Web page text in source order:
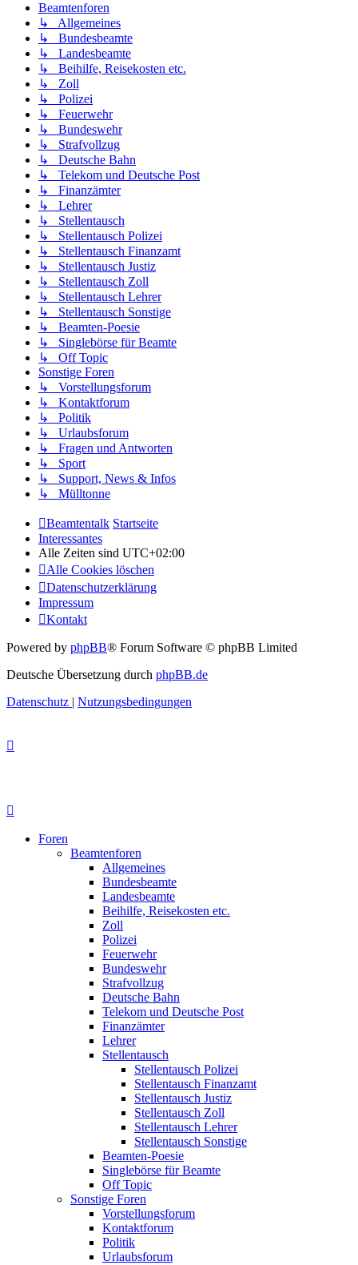
Beamtenforen
↳ Allgemeines
↳ Bundesbeamte
↳ Landesbeamte
↳ Beihilfe, Reisekosten etc.
↳ Zoll
↳ Polizei
↳ Feuerwehr
↳ Bundeswehr
↳ Strafvollzug
↳ Deutsche Bahn
↳ Telekom und Deutsche Post
↳ Finanzämter
↳ Lehrer
↳ Stellentausch
↳ Stellentausch Polizei
↳ Stellentausch Finanzamt
↳ Stellentausch Justiz
↳ Stellentausch Zoll
↳ Stellentausch Lehrer
↳ Stellentausch Sonstige
↳ Beamten-Poesie
↳ Singlebörse für Beamte
↳ Off Topic
Sonstige Foren
↳ Vorstellungsforum
↳ Kontaktforum
↳ Politik
↳ Urlaubsforum
↳ Fragen und Antworten
↳ Sport
↳ Support, News & Infos
↳ Mülltonne
Beamtentalk Startseite
Interessantes
Alle Zeiten sind UTC+02:00
Alle Cookies löschen
Datenschutzerklärung
Impressum
Kontakt
Powered by phpBB® Forum Software © phpBB Limited
Deutsche Übersetzung durch phpBB.de
Datenschutz | Nutzungsbedingungen
Foren
Beamtenforen
Allgemeines
Bundesbeamte
Landesbeamte
Beihilfe, Reisekosten etc.
Zoll
Polizei
Feuerwehr
Bundeswehr
Strafvollzug
Deutsche Bahn
Telekom und Deutsche Post
Finanzämter
Lehrer
Stellentausch
Stellentausch Polizei
Stellentausch Finanzamt
Stellentausch Justiz
Stellentausch Zoll
Stellentausch Lehrer
Stellentausch Sonstige
Beamten-Poesie
Singlebörse für Beamte
Off Topic
Sonstige Foren
Vorstellungsforum
Kontaktforum
Politik
Urlaubsforum